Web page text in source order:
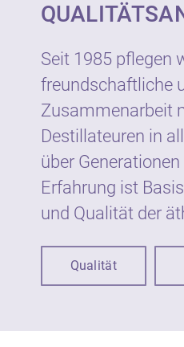
Seit 1985 pflegen
freundschaftliche
Zusammenarbeit
Destillateuren in
über
Erfahrung ist
und Qualität der
Qualität